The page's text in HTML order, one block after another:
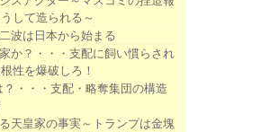
して造られる～
波は日本から始まる
か？・・・支配に飼い慣らされ
性を爆破しろ！
？・・・支配・略奪集団の構造
天皇家の事実～トランプは金塊